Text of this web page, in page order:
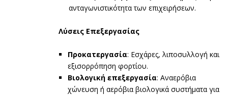
ανταγωνιστικότητα των επιχειρήσεων.
Λύσεις Επεξεργασίας
Προκατεργασία: Εσχάρες, λιποσυλλογή και
εξισορρόπηση φορτίου.
Βιολογική επεξεργασία: Αναερόβια
χώνευση ή αερόβια βιολογικά συστήματα για